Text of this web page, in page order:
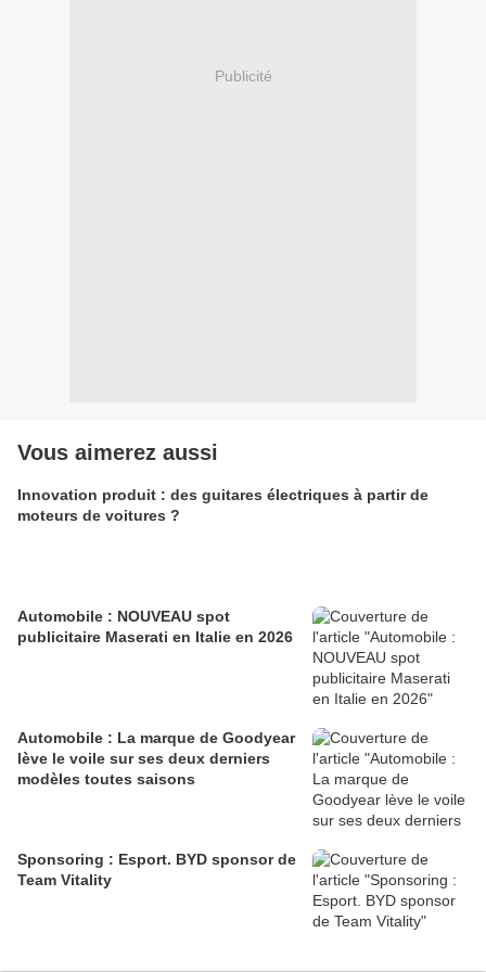
Publicité
Vous aimerez aussi
Innovation produit : des guitares électriques à partir de
moteurs de voitures ?
Automobile : NOUVEAU spot
publicitaire Maserati en Italie en 2026
Automobile : La marque de Goodyear
lève le voile sur ses deux derniers
modèles toutes saisons
Sponsoring : Esport. BYD sponsor de
Team Vitality